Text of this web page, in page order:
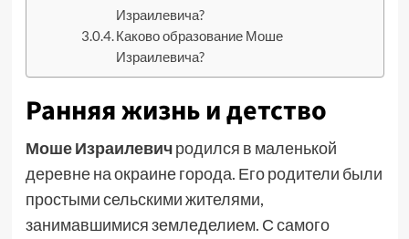
Израилевича?
Каково образование Моше
Израилевича?
Ранняя жизнь и детство
Моше Израилевичродился в маленькой
деревне на окраине города. Его родители были
простыми сельскими жителями,
занимавшимися земледелием. С самого